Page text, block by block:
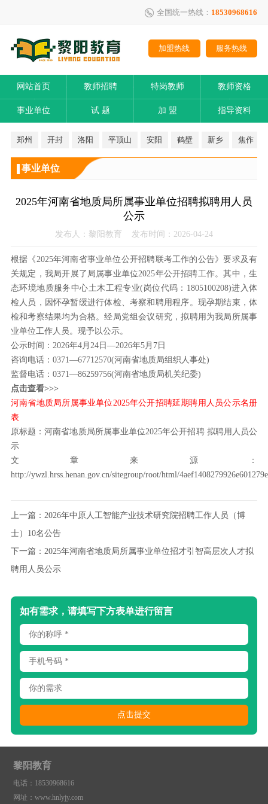
全国统一热线： 18530968616
加盟热线 服务热线
网站首页 教师招聘 特岗教师 教师资格
事业单位 试 题 加 盟 指导资料
郑州 开封 洛阳 平顶山 安阳 鹤壁 新乡 焦作
事业单位
2025年河南省地质局所属事业单位招聘拟聘用人员
公示
发布人：黎阳教育 发布时间：2026-04-24
根据《2025年河南省事业单位公开招聘联考工作的公告》要求及有
关规定，我局开展了局属事业单位2025年公开招聘工作。其中，生
态环境地质服务中心土木工程专业(岗位代码：1805100208)进入体
检人员，因怀孕暂缓进行体检、考察和聘用程序。现孕期结束，体
检和考察结果均为合格。经局党组会议研究，拟聘用为我局所属事
业单位工作人员。现予以公示。
公示时间：2026年4月24日—2026年5月7日
咨询电话：0371—67712570(河南省地质局组织人事处)
监督电话：0371—86259756(河南省地质局机关纪委)
点击查看>>>
河南省地质局所属事业单位2025年公开招聘延期聘用人员公示名册
表
原标题：河南省地质局所属事业单位2025年公开招聘 拟聘用人员公
示
文章来源：
http://ywzl.hrss.henan.gov.cn/sitegroup/root/html/
上一篇： 2026年中原人工智能产业技术研究院招聘工作人员（博
士）10名公告
下一篇： 2025年河南省地质局所属事业单位招才引智高层次人才拟
聘用人员公示
如有需求，请填写下方表单进行留言
黎阳教育
电话：18530968616
网址：www.hnlyjy.com